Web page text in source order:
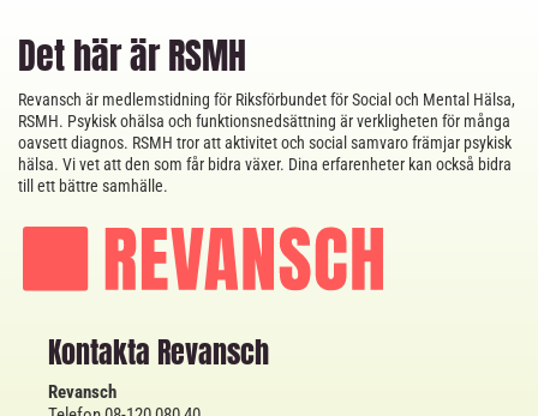
Det här är RSMH
Revansch är medlemstidning för Riksförbundet för Social och Mental Hälsa,
RSMH. Psykisk ohälsa och funktionsnedsättning är verkligheten för många
oavsett diagnos. RSMH tror att aktivitet och social samvaro främjar psykisk
hälsa. Vi vet att den som får bidra växer. Dina erfarenheter kan också bidra
till ett bättre samhälle.
Kontakta Revansch
Revansch